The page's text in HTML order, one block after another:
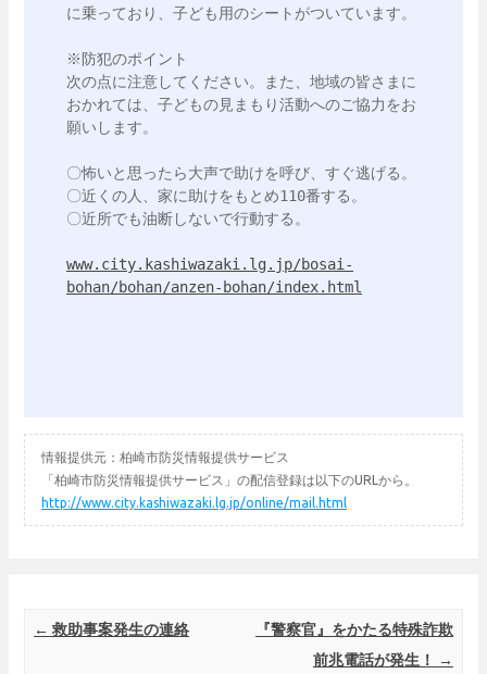
に乗っており、子ども用のシートがついています。
※防犯のポイント
次の点に注意してください。また、地域の皆さまに
おかれては、子どもの見まもり活動へのご協力をお
願いします。
〇怖いと思ったら大声で助けを呼び、すぐ逃げる。
〇近くの人、家に助けをもとめ110番する。
〇近所でも油断しないで行動する。
www.city.kashiwazaki.lg.jp/bosai-
bohan/bohan/anzen-bohan/index.html
情報提供元：柏崎市防災情報提供サービス
「柏崎市防災情報提供サービス」の配信登録は以下のURLから。
http://www.city.kashiwazaki.lg.jp/online/mail.html
Post navigation
← 救助事案発生の連絡
『警察官』をかたる特殊詐欺
前兆電話が発生！
→